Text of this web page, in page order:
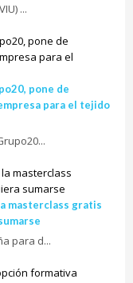
...
pone de
para el tejido
masterclass gratis
para d...